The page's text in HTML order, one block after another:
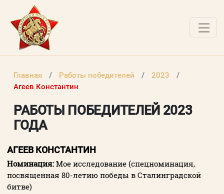
НОВОСТИ
ВОПРОСЫ
ВХОД В ЛК
ВХОД В ЛИЧНЫЙ КАБИНЕТ
Главная Работы победителей
2023
Агеев Константин
РАБОТЫ ПОБЕДИТЕЛЕЙ 2023
ГОДА
АГЕЕВ КОНСТАНТИН
Номинация:Мое исследование (спецноминация,
посвященная 80-летию победы в Сталинградской
битве)